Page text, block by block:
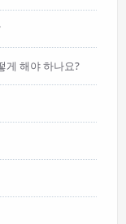
게 해야 하나요?